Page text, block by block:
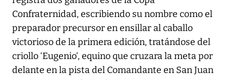
Confraternidad, escribiendo su nombre como el
preparador precursor en ensillar al caballo
victorioso de la primera edición, tratándose del
criollo ‘Eugenio’, equino que cruzara la meta por
delante en la pista del Comandante en San Juan